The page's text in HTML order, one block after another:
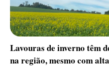
Lavouras de inverno têm
na região, mesmo com